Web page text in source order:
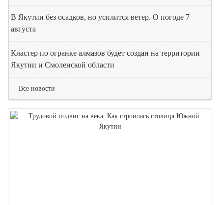
В Якутии без осадков, но усилится ветер. О погоде 7
августа
Кластер по огранке алмазов будет создан на территории
Якутии и Смоленской области
Все новости